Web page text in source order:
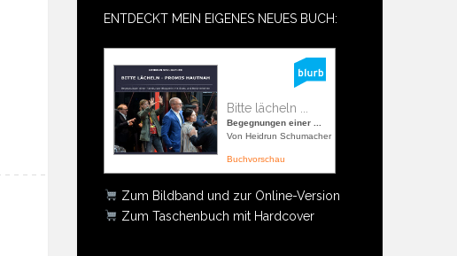
ENTDECKT MEIN EIGENES NEUES BUCH:
Bitte lächeln ...
Begegnungen einer ...
Von Heidrun Schumacher
Buchvorschau
Zum Bildband und zur Online-Version
Zum Taschenbuch mit Hardcover